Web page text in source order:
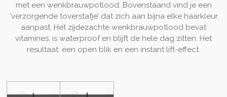
met een wenkbrauwpotlood. Bovenstaand vind je een
‘verzorgende toverstafje’ dat zich aan bijna elke haarkleur
aanpast. Het zijdezachte wenkbrauwpotlood bevat
vitamines, is waterproof en blijft de hele dag zitten. Het
resultaat: een open blik en een instant lift-effect.